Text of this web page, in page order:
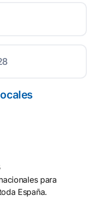
para
España.